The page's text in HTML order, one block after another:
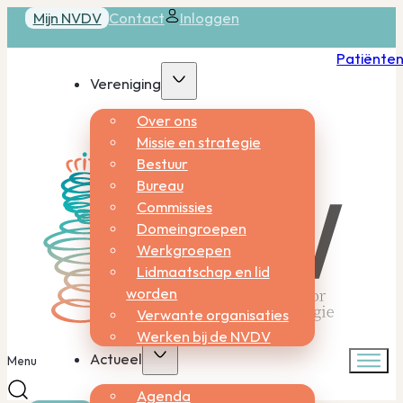
Mijn NVDV Contact Inloggen
Vereniging
Over ons
Missie en strategie
Bestuur
Bureau
Commissies
Domeingroepen
Werkgroepen
Lidmaatschap en lid
worden
Verwante organisaties
Werken bij de NVDV
Actueel
Agenda
Menu